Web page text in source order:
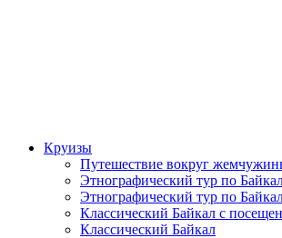
Круизы
Путешествие вокруг
Этнографический тур по
Этнографический тур по
Классический Байкал с
Классический Байкал